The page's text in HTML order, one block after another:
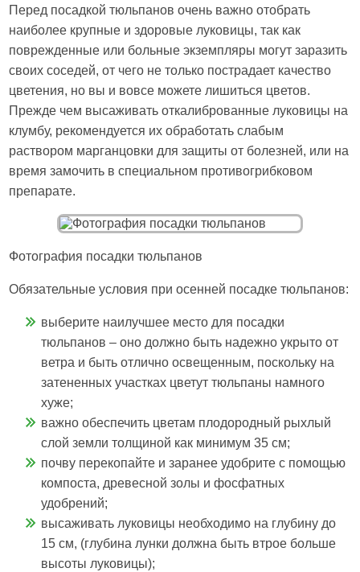
Перед посадкой тюльпанов очень важно отобрать
наиболее крупные и здоровые луковицы, так как
поврежденные или больные экземпляры могут заразить
своих соседей, от чего не только пострадает качество
цветения, но вы и вовсе можете лишиться цветов.
Прежде чем высаживать откалиброванные луковицы на
клумбу, рекомендуется их обработать слабым
раствором марганцовки для защиты от болезней, или на
время замочить в специальном противогрибковом
препарате.
Фотография посадки тюльпанов
Обязательные условия при осенней посадке тюльпанов:
выберите наилучшее место для посадки
тюльпанов – оно должно быть надежно укрыто от
ветра и быть отлично освещенным, поскольку на
затененных участках цветут тюльпаны намного
хуже;
важно обеспечить цветам плодородный рыхлый
слой земли толщиной как минимум 35 см;
почву перекопайте и заранее удобрите с помощью
компоста, древесной золы и фосфатных
удобрений;
высаживать луковицы необходимо на глубину до
15 см, (глубина лунки должна быть втрое больше
высоты луковицы);